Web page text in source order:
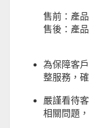
售前：產
售後：產
為保障客
整服務，
嚴謹看待
相關問題